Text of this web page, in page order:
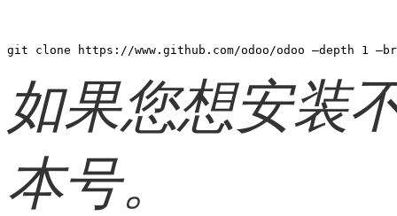
git clone https://www.github.com/odoo/odoo –depth 1
如果您想安装
本号。